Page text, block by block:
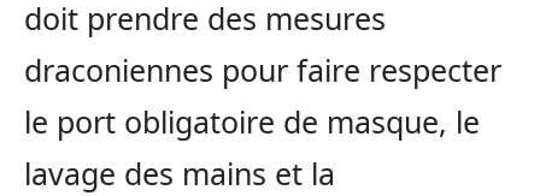
doit prendre des mesures
draconiennes pour faire respecter
le port obligatoire de masque, le
lavage des mains et la